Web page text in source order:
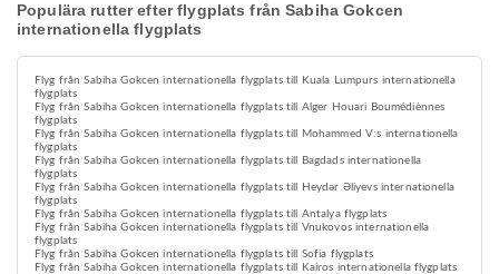
Populära rutter efter flygplats från Sabiha Gokcen
internationella flygplats
Flyg från Sabiha Gokcen internationella flygplats till Kuala Lumpurs internationella
flygplats
Flyg från Sabiha Gokcen internationella flygplats till Alger Houari Boumédiènnes
flygplats
Flyg från Sabiha Gokcen internationella flygplats till Mohammed V:s internationella
flygplats
Flyg från Sabiha Gokcen internationella flygplats till Bagdads internationella
flygplats
Flyg från Sabiha Gokcen internationella flygplats till Heydər Əliyevs internationella
flygplats
Flyg från Sabiha Gokcen internationella flygplats till Antalya flygplats
Flyg från Sabiha Gokcen internationella flygplats till Vnukovos internationella
flygplats
Flyg från Sabiha Gokcen internationella flygplats till Sofia flygplats
Flyg från Sabiha Gokcen internationella flygplats till Kairos internationella flygplats